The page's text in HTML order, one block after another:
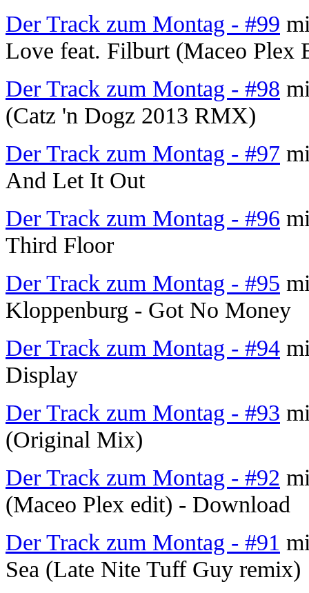
Der Track zum Montag - #99
Love feat. Filburt (Maceo Plex
Der Track zum Montag - #98
(Catz 'n Dogz 2013 RMX)
Der Track zum Montag - #97
And Let It Out
Der Track zum Montag - #96
Third Floor
Der Track zum Montag - #95
Kloppenburg - Got No Money
Der Track zum Montag - #94
Display
Der Track zum Montag - #93
(Original Mix)
Der Track zum Montag - #92
(Maceo Plex edit) - Download
Der Track zum Montag - #91
Sea (Late Nite Tuff Guy remix)